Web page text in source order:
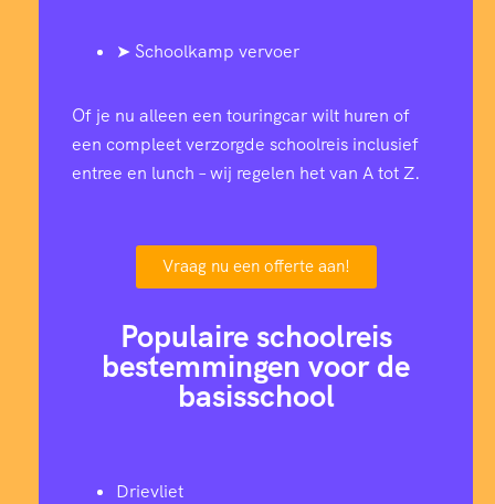
➤ Schoolkamp vervoer
Of je nu alleen een touringcar wilt huren of
een compleet verzorgde schoolreis inclusief
entree en lunch – wij regelen het van A tot Z.
Vraag nu een offerte aan!
Populaire schoolreis
bestemmingen voor de
basisschool
Drievliet